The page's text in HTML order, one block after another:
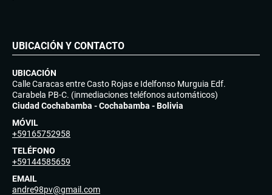
UBICACIÓN Y CONTACTO
UBICACIÓN
Calle Caracas entre Casto Rojas e Idelfonso Murguia Edf.
Carabela PB-C. (inmediaciones teléfonos automáticos)
Ciudad Cochabamba - Cochabamba - Bolivia
MÓVIL
+59165752958
TELÉFONO
+59144585659
EMAIL
andre98pv@gmail.com